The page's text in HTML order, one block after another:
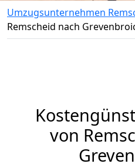
Umzugsunternehmen
Remscheid nach
von